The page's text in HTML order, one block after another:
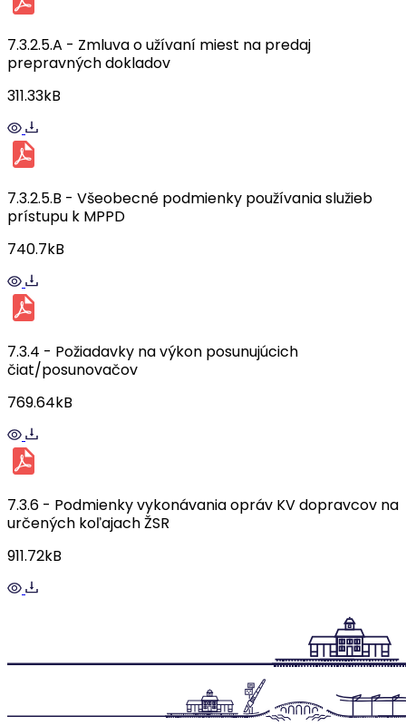
7.3.2.5.A - Zmluva o užívaní miest na predaj
prepravných dokladov
311.33kB
7.3.2.5.B - Všeobecné podmienky používania služieb
prístupu k MPPD
740.7kB
7.3.4 - Požiadavky na výkon posunujúcich
čiat/posunovačov
769.64kB
7.3.6 - Podmienky vykonávania opráv KV dopravcov na
určených koľajach ŽSR
911.72kB